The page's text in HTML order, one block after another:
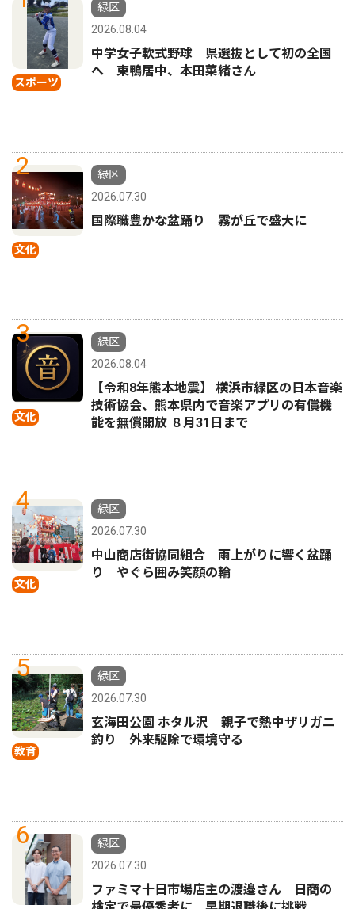
スポーツ
緑区
2026.08.04
中学女子軟式野球 県選抜として初の全国
へ 東鴨居中、本田菜緒さん
2
文化
緑区
2026.07.30
国際職豊かな盆踊り 霧が丘で盛大に
3
文化
緑区
2026.08.04
【令和8年熊本地震】 横浜市緑区の日本音楽
技術協会、熊本県内で音楽アプリの有償機
能を無償開放 ８月31日まで
4
文化
緑区
2026.07.30
中山商店街協同組合 雨上がりに響く盆踊
り やぐら囲み笑顔の輪
5
教育
緑区
2026.07.30
玄海田公園 ホタル沢 親子で熱中ザリガニ
釣り 外来駆除で環境守る
6
緑区
2026.07.30
ファミマ十日市場店主の渡邉さん 日商の